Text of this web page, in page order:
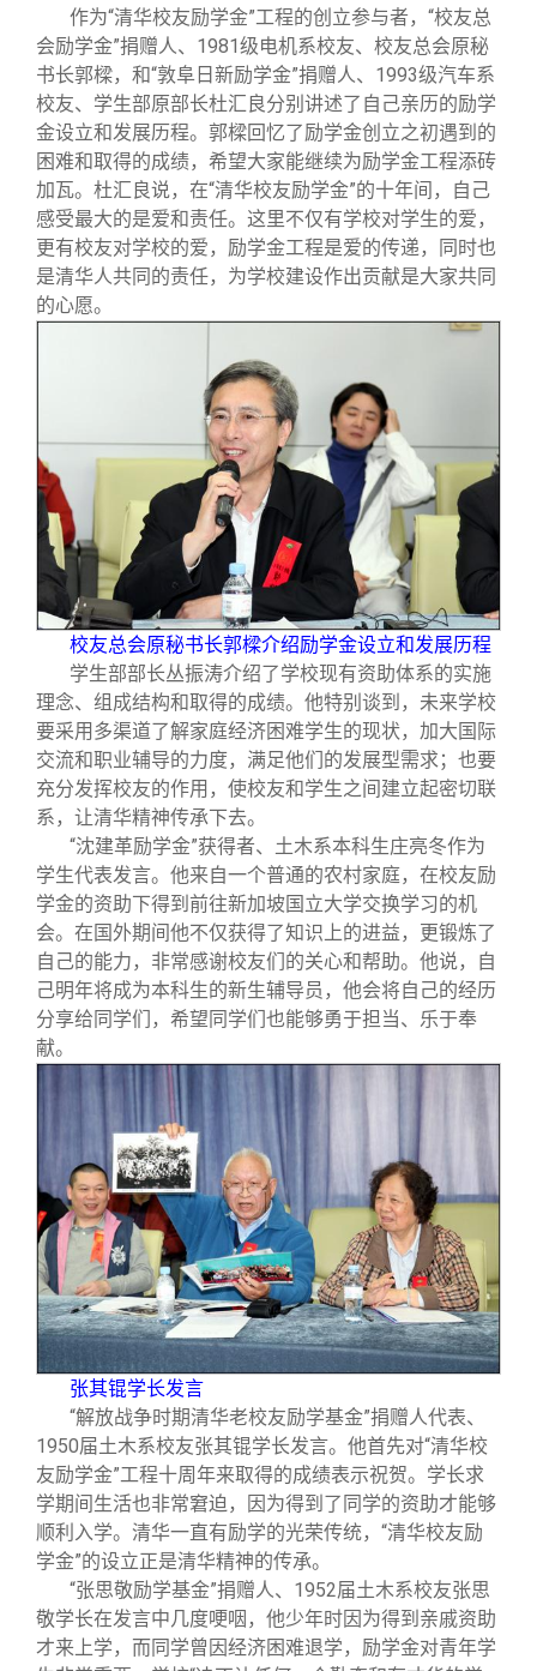
作为“清华校友励学金”工程的创立参与者，“校友总
会励学金”捐赠人、1981级电机系校友、校友总会原秘
书长郭樑，和“敦阜日新励学金”捐赠人、1993级汽车系
校友、学生部原部长杜汇良分别讲述了自己亲历的励学
金设立和发展历程。郭樑回忆了励学金创立之初遇到的
困难和取得的成绩，希望大家能继续为励学金工程添砖
加瓦。杜汇良说，在“清华校友励学金”的十年间，自己
感受最大的是爱和责任。这里不仅有学校对学生的爱，
更有校友对学校的爱，励学金工程是爱的传递，同时也
是清华人共同的责任，为学校建设作出贡献是大家共同
的心愿。
校友总会原秘书长郭樑介绍励学金设立和发展历程
学生部部长丛振涛介绍了学校现有资助体系的实施
理念、组成结构和取得的成绩。他特别谈到，未来学校
要采用多渠道了解家庭经济困难学生的现状，加大国际
交流和职业辅导的力度，满足他们的发展型需求；也要
充分发挥校友的作用，使校友和学生之间建立起密切联
系，让清华精神传承下去。
“沈建革励学金”获得者、土木系本科生庄亮冬作为
学生代表发言。他来自一个普通的农村家庭，在校友励
学金的资助下得到前往新加坡国立大学交换学习的机
会。在国外期间他不仅获得了知识上的进益，更锻炼了
自己的能力，非常感谢校友们的关心和帮助。他说，自
己明年将成为本科生的新生辅导员，他会将自己的经历
分享给同学们，希望同学们也能够勇于担当、乐于奉
献。
张其锟学长发言
“解放战争时期清华老校友励学基金”捐赠人代表、
1950届土木系校友张其锟学长发言。他首先对“清华校
友励学金”工程十周年来取得的成绩表示祝贺。学长求
学期间生活也非常窘迫，因为得到了同学的资助才能够
顺利入学。清华一直有励学的光荣传统，“清华校友励
学金”的设立正是清华精神的传承。
“张思敬励学基金”捐赠人、1952届土木系校友张思
敬学长在发言中几度哽咽，他少年时因为得到亲戚资助
才来上学，而同学曾因经济困难退学，励学金对青年学